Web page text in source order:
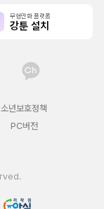
무협만화 플랫폼
강툰 설치
년보호정책
PC버전